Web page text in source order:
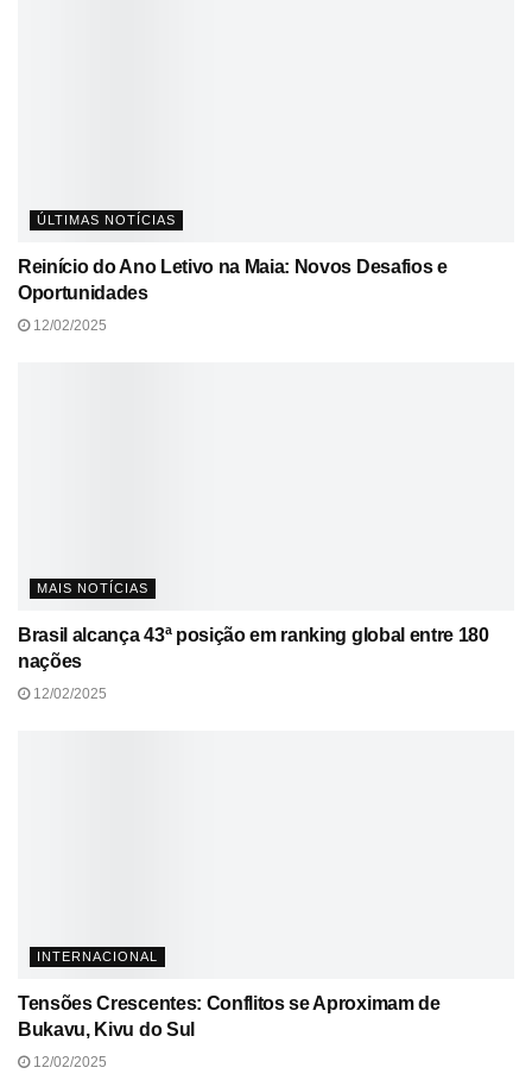
ÚLTIMAS NOTÍCIAS
Reinício do Ano Letivo na Maia: Novos Desafios e
Oportunidades
12/02/2025
MAIS NOTÍCIAS
Brasil alcança 43ª posição em ranking global entre 180
nações
12/02/2025
INTERNACIONAL
Tensões Crescentes: Conflitos se Aproximam de
Bukavu, Kivu do Sul
12/02/2025